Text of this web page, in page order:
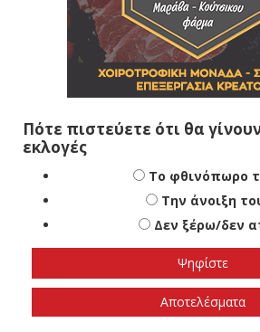
Πότε πιστεύετε ότι θα γίνουν
εκλογές
Το φθινόπωρο
Την άνοιξη
Δεν ξέρω/δεν